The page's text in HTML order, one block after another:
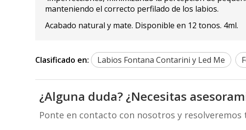
manteniendo el correcto perfilado de los labios.
Acabado natural y mate. Disponible en 12 tonos. 4ml.
Clasificado en: Labios Fontana Contarini y Led Me
¿Alguna duda? ¿Necesitas
Ponte en contacto con nosotros y resolveremos